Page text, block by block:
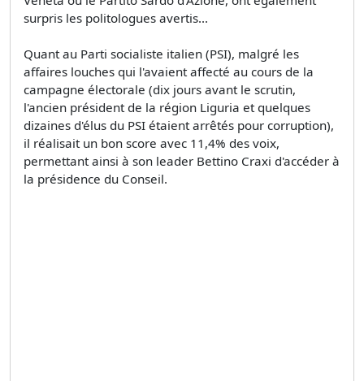
surpris les politologues avertis...
Quant au Parti socialiste italien (PSI), malgré les
affaires louches qui l'avaient affecté au cours de la
campagne électorale (dix jours avant le scrutin,
l'ancien président de la région Liguria et quelques
dizaines d'élus du PSI étaient arrêtés pour corruption),
il réalisait un bon score avec 11,4% des voix,
permettant ainsi à son leader Bettino Craxi d'accéder à
la présidence du Conseil.